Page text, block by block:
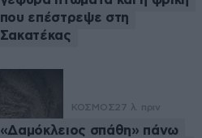
που επέστρεψε στη
Σακατέκας
ΚΟΣΜΟΣ27 λ. πριν
«Δαμόκλειος σπάθη» πάνω